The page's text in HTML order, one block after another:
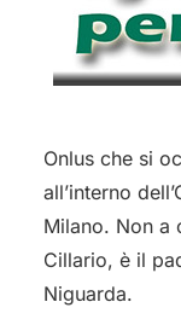
Onlus che si
all’interno
Milano. Non a
Cillario, è il
Niguarda.